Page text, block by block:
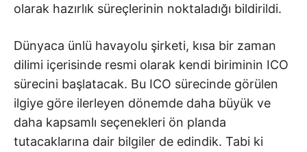
olarak hazırlık süreçlerinin noktaladığı bildirildi.
Dünyaca ünlü havayolu şirketi, kısa bir zaman
dilimi içerisinde resmi olarak kendi biriminin ICO
sürecini başlatacak. Bu ICO sürecinde görülen
ilgiye göre ilerleyen dönemde daha büyük ve
daha kapsamlı seçenekleri ön planda
tutacaklarına dair bilgiler de edindik. Tabi ki